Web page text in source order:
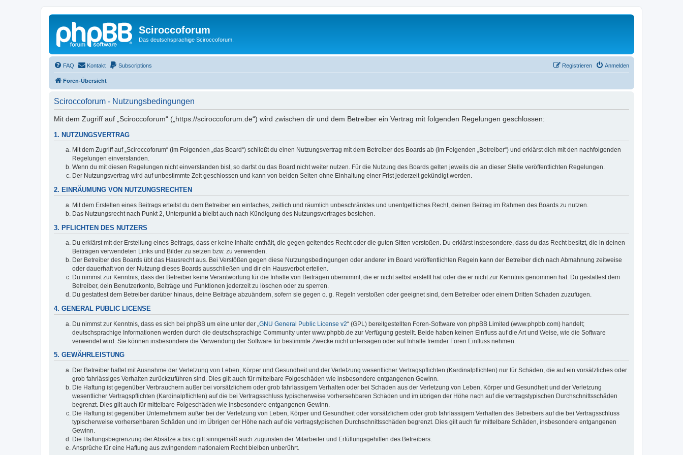
Sciroccoforum
Das deutschsprachige Sciroccoforum.
FAQ Kontakt Subscriptions Anmelden
Registrieren
Foren-Übersicht
Sciroccoforum - Nutzungsbedingungen
Mit dem Zugriff auf „Sciroccoforum“ („https://sciroccoforum.de“) wird zwischen dir und dem Betreiber ein Vertrag mit folgenden Regelungen geschlossen:
1. NUTZUNGSVERTRAG
Mit dem Zugriff auf „Sciroccoforum“ (im Folgenden „das Board“) schließt du einen Nutzungsvertrag mit dem Betreiber des Boards ab (im Folgenden „Betreiber“) und erklärst dich mit den nachfolgenden
Regelungen einverstanden.
Wenn du mit diesen Regelungen nicht einverstanden bist, so darfst du das Board nicht weiter nutzen. Für die Nutzung des Boards gelten jeweils die an dieser Stelle veröffentlichten Regelungen.
Der Nutzungsvertrag wird auf unbestimmte Zeit geschlossen und kann von beiden Seiten ohne Einhaltung einer Frist jederzeit gekündigt werden.
2. EINRÄUMUNG VON NUTZUNGSRECHTEN
Mit dem Erstellen eines Beitrags erteilst du dem Betreiber ein einfaches, zeitlich und räumlich unbeschränktes und unentgeltliches Recht, deinen Beitrag im Rahmen des Boards zu nutzen.
Das Nutzungsrecht nach Punkt 2, Unterpunkt a bleibt auch nach Kündigung des Nutzungsvertrages bestehen.
3. PFLICHTEN DES NUTZERS
Du erklärst mit der Erstellung eines Beitrags, dass er keine Inhalte enthält, die gegen geltendes Recht oder die guten Sitten verstoßen. Du erklärst insbesondere, dass du das Recht besitzt, die in deinen
Beiträgen verwendeten Links und Bilder zu setzen bzw. zu verwenden.
Der Betreiber des Boards übt das Hausrecht aus. Bei Verstößen gegen diese Nutzungsbedingungen oder anderer im Board veröffentlichten Regeln kann der Betreiber dich nach Abmahnung zeitweise
oder dauerhaft von der Nutzung dieses Boards ausschließen und dir ein Hausverbot erteilen.
Du nimmst zur Kenntnis, dass der Betreiber keine Verantwortung für die Inhalte von Beiträgen übernimmt, die er nicht selbst erstellt hat oder die er nicht zur Kenntnis genommen hat. Du gestattest dem
Betreiber, dein Benutzerkonto, Beiträge und Funktionen jederzeit zu löschen oder zu sperren.
Du gestattest dem Betreiber darüber hinaus, deine Beiträge abzuändern, sofern sie gegen o. g. Regeln verstoßen oder geeignet sind, dem Betreiber oder einem Dritten Schaden zuzufügen.
4. GENERAL PUBLIC LICENSE
Du nimmst zur Kenntnis, dass es sich bei phpBB um eine unter der „ GNU General Public License v2“ (GPL) bereitgestellten Foren-Software von phpBB Limited (www.phpbb.com) handelt;
deutschsprachige Informationen werden durch die deutschsprachige Community unter www.phpbb.de zur Verfügung gestellt. Beide haben keinen Einfluss auf die Art und Weise, wie die Software
verwendet wird. Sie können insbesondere die Verwendung der Software für bestimmte Zwecke nicht untersagen oder auf Inhalte fremder Foren Einfluss nehmen.
5. GEWÄHRLEISTUNG
Der Betreiber haftet mit Ausnahme der Verletzung von Leben, Körper und Gesundheit und der Verletzung wesentlicher Vertragspflichten (Kardinalpflichten) nur für Schäden, die auf ein vorsätzliches oder
grob fahrlässiges Verhalten zurückzuführen sind. Dies gilt auch für mittelbare Folgeschäden wie insbesondere entgangenen Gewinn.
Die Haftung ist gegenüber Verbrauchern außer bei vorsätzlichem oder grob fahrlässigem Verhalten oder bei Schäden aus der Verletzung von Leben, Körper und Gesundheit und der Verletzung
wesentlicher Vertragspflichten (Kardinalpflichten) auf die bei Vertragsschluss typischerweise vorhersehbaren Schäden und im übrigen der Höhe nach auf die vertragstypischen Durchschnittsschäden
begrenzt. Dies gilt auch für mittelbare Folgeschäden wie insbesondere entgangenen Gewinn.
Die Haftung ist gegenüber Unternehmern außer bei der Verletzung von Leben, Körper und Gesundheit oder vorsätzlichem oder grob fahrlässigem Verhalten des Betreibers auf die bei Vertragsschluss
typischerweise vorhersehbaren Schäden und im Übrigen der Höhe nach auf die vertragstypischen Durchschnittsschäden begrenzt. Dies gilt auch für mittelbare Schäden, insbesondere entgangenen
Gewinn.
Die Haftungsbegrenzung der Absätze a bis c gilt sinngemäß auch zugunsten der Mitarbeiter und Erfüllungsgehilfen des Betreibers.
Ansprüche für eine Haftung aus zwingendem nationalem Recht bleiben unberührt.